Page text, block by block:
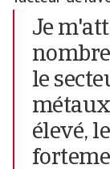
Je
le
élevé,